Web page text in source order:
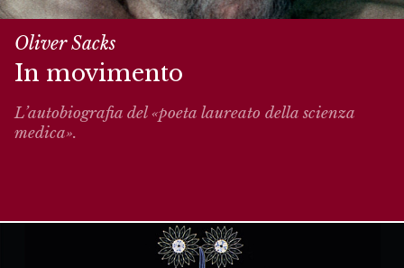
Oliver Sacks
In movimento
L’autobiografia del «poeta laureato della scienza
medica».